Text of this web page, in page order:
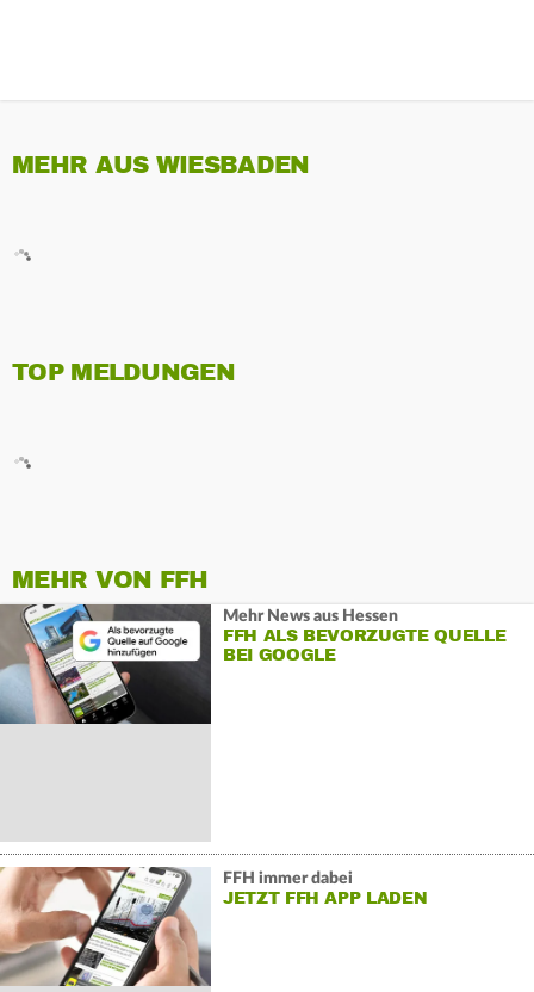
MEHR AUS WIESBADEN
TOP MELDUNGEN
MEHR VON FFH
Mehr News aus Hessen
FFH ALS BEVORZUGTE QUELLE
BEI GOOGLE
FFH immer dabei
JETZT FFH APP LADEN